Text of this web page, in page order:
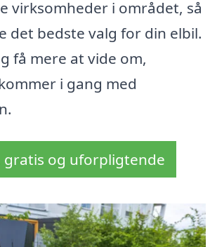
virksomheder i området, så
det bedste valg for din elbil.
få mere at vide om,
i gang med
gratis og uforpligtende